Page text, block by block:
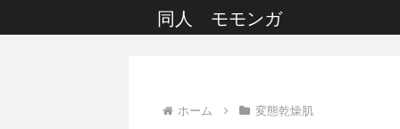
同人 モモンガ
ホーム 変態乾燥肌